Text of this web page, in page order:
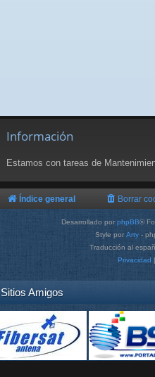
Información
Estamos con tareas de
Índice general Borrar
Desarrollado por phpBB®
Style por Arty -
Traducción al
Privacidad |
Sitios Amigos